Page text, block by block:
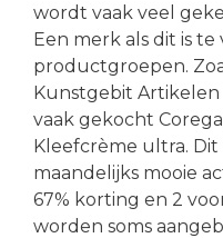
wordt vaak veel
Een merk als dit is
productgroepen.
Kunstgebit Artikelen
vaak gekocht
Kleefcrème ultra.
maandelijks mooie
67% korting en 2
worden soms